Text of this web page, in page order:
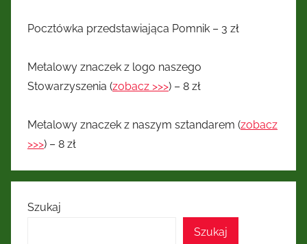
Pocztówka przedstawiająca Pomnik – 3 zł
Metalowy znaczek z logo naszego
Stowarzyszenia (zobacz >>>) – 8 zł
Metalowy znaczek z naszym sztandarem (zobacz
>>>) – 8 zł
Szukaj
Szukaj